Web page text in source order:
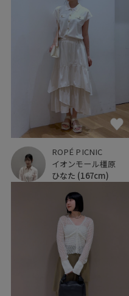
ROPÉ PICNIC
イオンモール橿原
ひなた (167cm)